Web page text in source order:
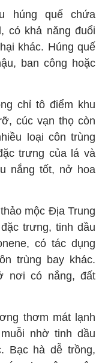
húng quế chứa
có khả năng đuổi
khác. Húng quế
ban công hoặc
chỉ tô điểm khu
cúc vạn thọ còn
loại côn trùng
trưng của lá và
nắng tốt, nở hoa
mộc Địa Trung
trưng, tinh dầu
có tác dụng
trùng bay khác.
nơi có nắng, đất
thơm mát lạnh
nhờ tinh dầu
Bạc hà dễ trồng,